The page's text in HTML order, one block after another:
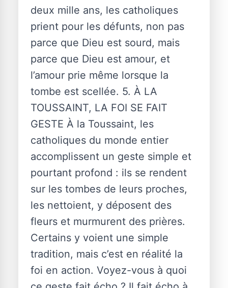
deux mille ans, les catholiques
prient pour les défunts, non pas
parce que Dieu est sourd, mais
parce que Dieu est amour, et
l’amour prie même lorsque la
tombe est scellée. 5. À LA
TOUSSAINT, LA FOI SE FAIT
GESTE À la Toussaint, les
catholiques du monde entier
accomplissent un geste simple et
pourtant profond : ils se rendent
sur les tombes de leurs proches,
les nettoient, y déposent des
fleurs et murmurent des prières.
Certains y voient une simple
tradition, mais c’est en réalité la
foi en action. Voyez-vous à quoi